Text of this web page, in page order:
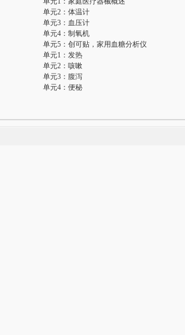
单元2：体温计
单元3：血压计
单元4：制氧机
单元5：创可贴，家用血糖分析仪
单元1：发热
单元2：咳嗽
单元3：腹泻
单元4：便秘